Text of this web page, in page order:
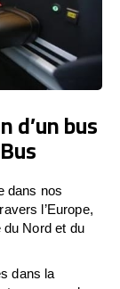
bus
dans nos
l’Europe,
du Nord et du
dans la